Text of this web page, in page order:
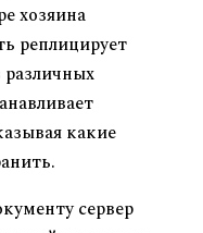
хозяина
реплицирует
различных
какие
сервер